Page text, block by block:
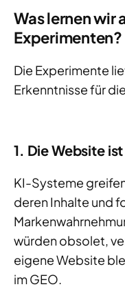
Was lernen wir
Experimenten?
Die Experimente
Erkenntnisse für
1. Die Website
KI-Systeme
deren Inhalte und
würden obsolet,
eigene Website
im GEO.